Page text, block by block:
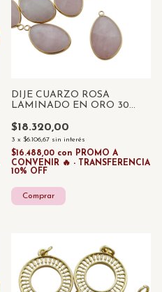
DIJE CUARZO ROSA
LAMINADO EN ORO 30
$18.320,00
3 x $6.106,67 sin interés
$16.488,00 con PROMO A
CONVENIR 🔥 - TRANSFERENCIA
10% OFF